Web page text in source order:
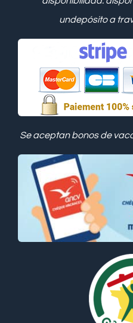
undepósito a
Se aceptan bonos de